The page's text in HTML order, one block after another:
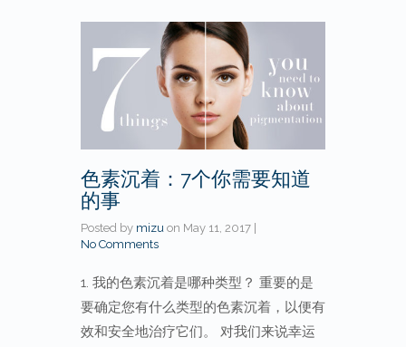
色素沉着：7个你需要知道
的事
Posted by mizu on May 11, 2017 |
No Comments
1. 我的色素沉着是哪种类型？ 重要的是
要确定您有什么类型的色素沉着，以便有
效和安全地治疗它们。 对我们来说幸运